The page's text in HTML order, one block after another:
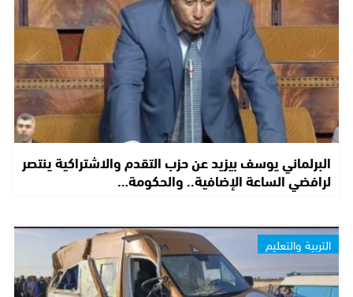
البرلماني يوسف بيزيد عن حزب التقدم والاشتراكية ينتصر
لرافضي الساعة الإضافية.. والحكومة…
التربية والتعليم